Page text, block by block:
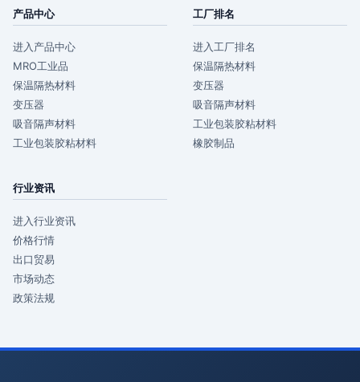
产品中心
进入产品中心
MRO工业品
保温隔热材料
变压器
吸音隔声材料
工业包装胶粘材料
工厂排名
进入工厂排名
保温隔热材料
变压器
吸音隔声材料
工业包装胶粘材料
橡胶制品
行业资讯
进入行业资讯
价格行情
出口贸易
市场动态
政策法规